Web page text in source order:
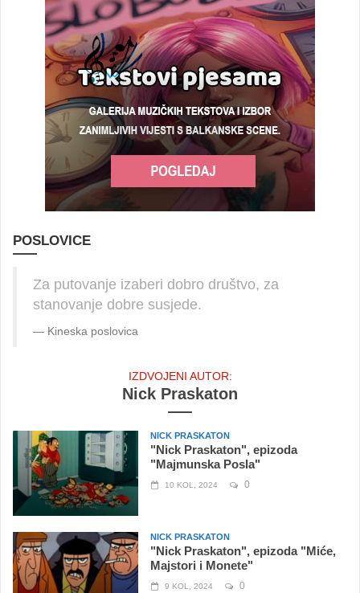
POSLOVICE
Za putovanje izaberi dobro društvo, za
stanovanje dobre susjede.
Kineska poslovica
IZDVOJENI AUTOR:
Nick Praskaton
NICK PRASKATON
"Nick Praskaton", epizoda
"Majmunska Posla"
10 KOL, 2024 0
NICK PRASKATON
"Nick Praskaton", epizoda "Miće,
Majstori i Monete"
9 KOL, 2024 0